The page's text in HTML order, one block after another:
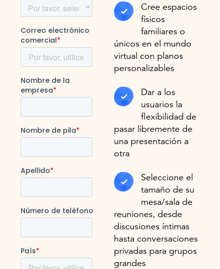
Cree espacios
físicos
familiares o
únicos en el mundo
virtual con planos
personalizables
Dar a los
usuarios la
flexibilidad de
pasar libremente de
una presentación a
otra
Seleccione el
tamaño de su
mesa/sala de
reuniones, desde
discusiones íntimas
hasta conversaciones
privadas para grupos
grandes